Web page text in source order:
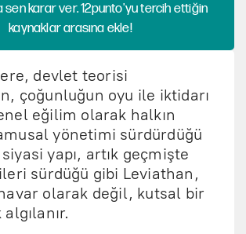
sen karar ver. 12punto'yu tercih ettiğin
kaynaklar arasına ekle!
devlet teorisi
çoğunluğun oyu ile iktidarı
eğilim olarak halkın
yönetimi sürdürdüğü
yapı, artık geçmişte
sürdüğü gibi Leviathan,
olarak değil, kutsal bir